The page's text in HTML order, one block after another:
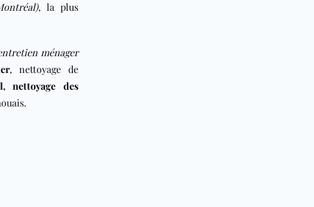
, la plus
ménager
, nettoyage de
,nettoyage des